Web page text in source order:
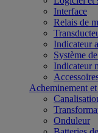
Interface
Relais de
Indicateur
Système
Indicateur
Acheminement
Onduleur